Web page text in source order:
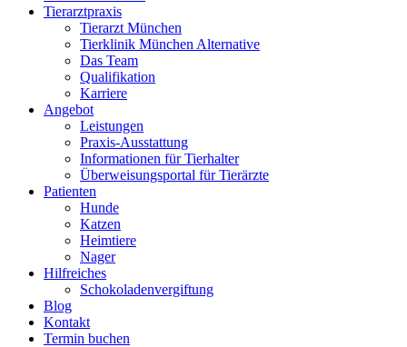
Tierarztpraxis
Tierarzt München
Tierklinik München Alternative
Das Team
Qualifikation
Karriere
Angebot
Leistungen
Praxis-Ausstattung
Informationen für Tierhalter
Überweisungsportal für Tierärzte
Patienten
Hunde
Katzen
Heimtiere
Nager
Hilfreiches
Schokoladenvergiftung
Blog
Kontakt
Termin buchen